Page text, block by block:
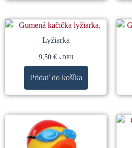
Lyžiarka
9,50 € s DPH
Pridať do košíka